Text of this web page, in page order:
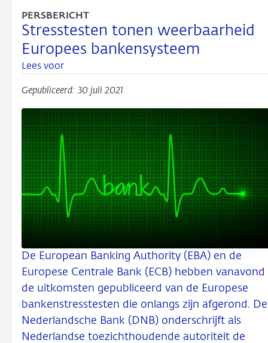
Stresstesten tonen weerbaarheid
Europees bankensysteem
PERSBERICHT
Lees voor
Gepubliceerd: 30 juli 2021
De European Banking Authority (EBA) en de
Europese Centrale Bank (ECB) hebben vanavond
de uitkomsten gepubliceerd van de Europese
bankenstresstesten die onlangs zijn afgerond. De
Nederlandsche Bank (DNB) onderschrijft als
Nederlandse toezichthoudende autoriteit de